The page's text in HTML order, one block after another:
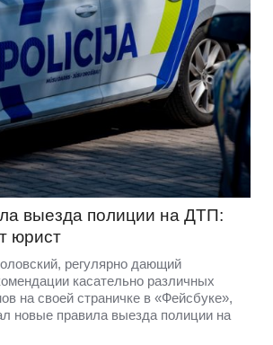
выезда полиции на ДТП:
юрист
регулярно дающий
касательно различных
на своей страничке в «Фейсбуке»,
новые правила выезда полиции на